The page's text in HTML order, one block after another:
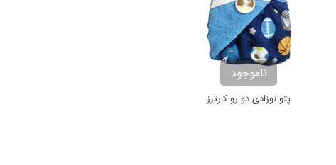
ناموجود
پتو نوزادی دو رو کارترز